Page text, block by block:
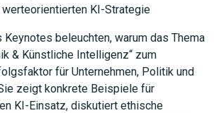
KI-Strategie
Keynotes beleuchten, warum das Thema
& Künstliche Intelligenz“ zum
für Unternehmen, Politik und
zeigt konkrete Beispiele für
KI-Einsatz, diskutiert ethische